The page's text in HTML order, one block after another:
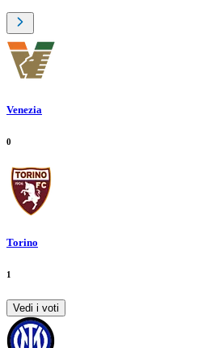
Venezia
0
Torino
1
Vedi i voti